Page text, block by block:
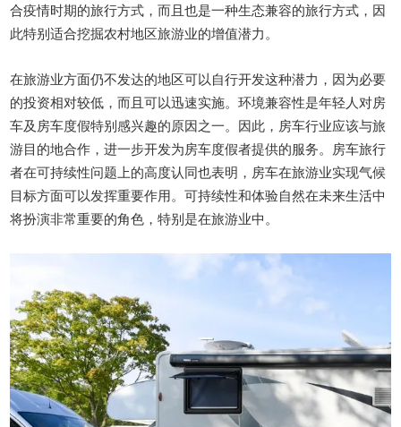
合疫情时期的旅行方式，而且也是一种生态兼容的旅行方式，因
此特别适合挖掘农村地区旅游业的增值潜力。
在旅游业方面仍不发达的地区可以自行开发这种潜力，因为必要
的投资相对较低，而且可以迅速实施。环境兼容性是年轻人对房
车及房车度假特别感兴趣的原因之一。因此，房车行业应该与旅
游目的地合作，进一步开发为房车度假者提供的服务。房车旅行
者在可持续性问题上的高度认同也表明，房车在旅游业实现气候
目标方面可以发挥重要作用。可持续性和体验自然在未来生活中
将扮演非常重要的角色，特别是在旅游业中。